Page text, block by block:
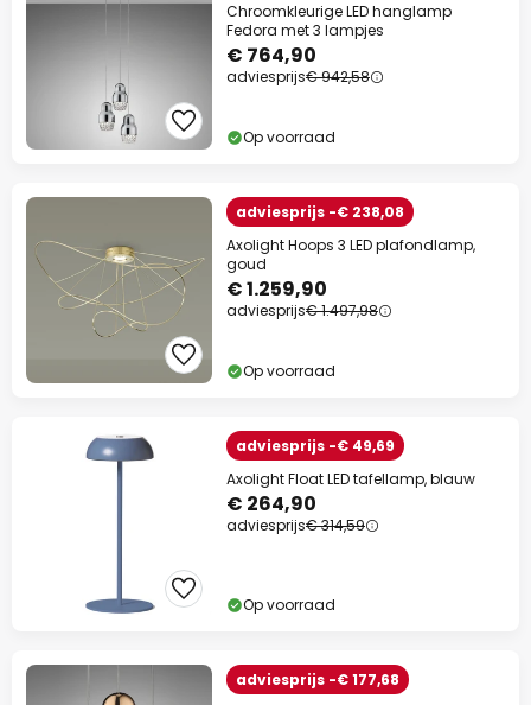
Chroomkleurige LED hanglamp
Fedora met 3 lampjes
€ 764,90
adviesprijs€ 942,58
Op voorraad
adviesprijs -€ 238,08
Axolight Hoops 3 LED plafondlamp,
goud
€ 1.259,90
adviesprijs€ 1.497,98
Op voorraad
adviesprijs -€ 49,69
Axolight Float LED tafellamp, blauw
€ 264,90
adviesprijs€ 314,59
Op voorraad
adviesprijs -€ 177,68